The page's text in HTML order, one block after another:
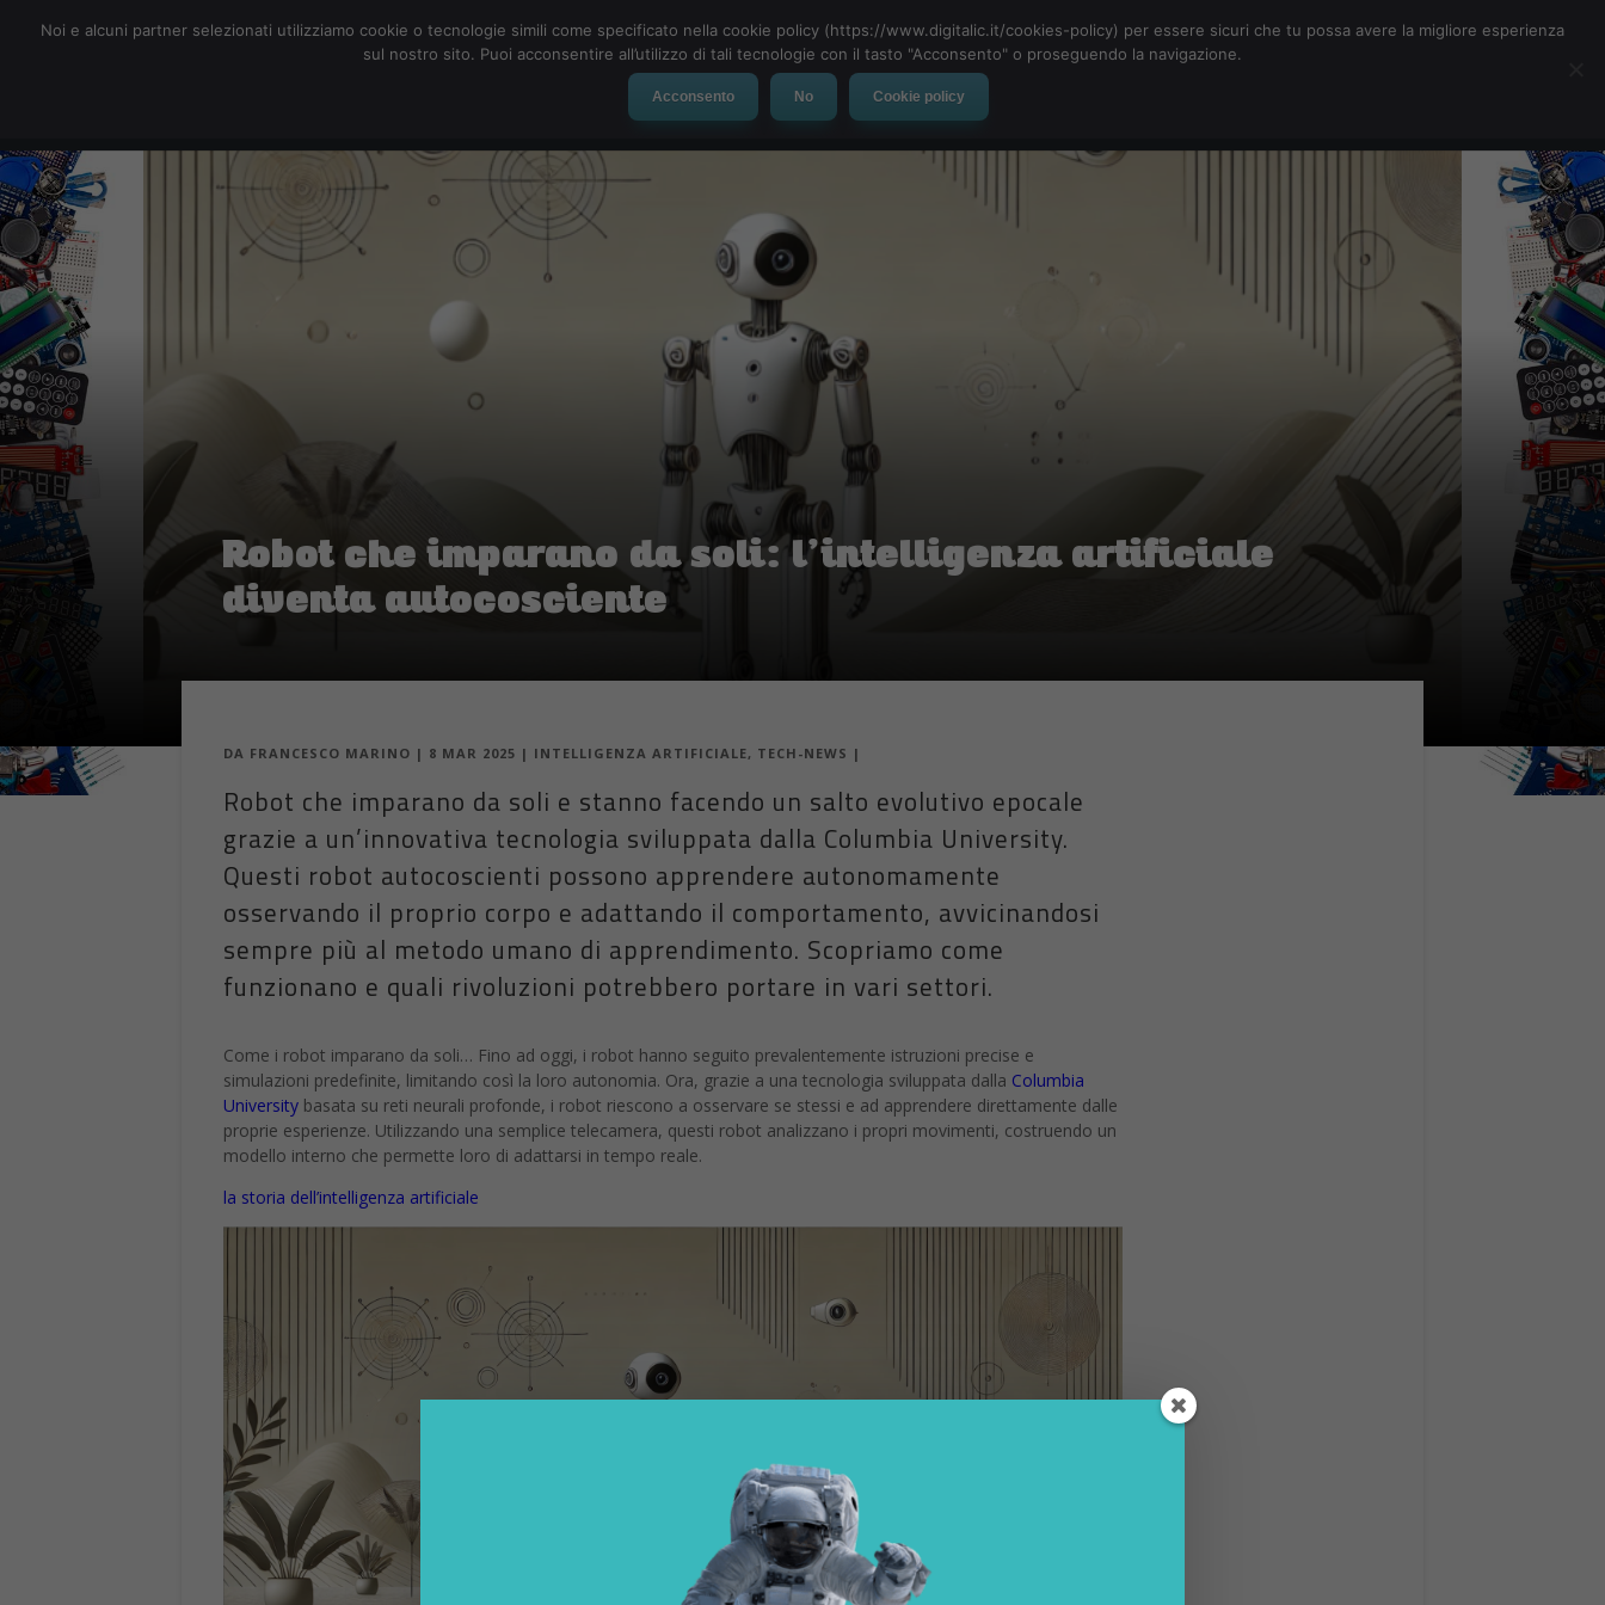
Social Network App Automotive Tech-News
Robot che imparano da soli: l’intelligenza artificiale
diventa autocosciente
DA FRANCESCO MARINO | 8 MAR 2025 | INTELLIGENZA ARTIFICIALE, TECH-NEWS |
Robot che imparano da soli e stanno facendo un salto evolutivo epocale
grazie a un’innovativa tecnologia sviluppata dalla Columbia University.
Questi robot autocoscienti possono apprendere autonomamente
osservando il proprio corpo e adattando il comportamento, avvicinandosi
sempre più al metodo umano di apprendimento. Scopriamo come
funzionano e quali rivoluzioni potrebbero portare in vari settori.
Come i robot imparano da soli… Fino ad oggi, i robot hanno seguito prevalentemente istruzioni precise e
simulazioni predefinite, limitando così la loro autonomia. Ora, grazie a una tecnologia sviluppata dalla Columbia
University basata su reti neurali profonde, i robot riescono a osservare se stessi e ad apprendere direttamente dalle
proprie esperienze. Utilizzando una semplice telecamera, questi robot analizzano i propri movimenti, costruendo un
modello interno che permette loro di adattarsi in tempo reale.
la storia dell’intelligenza artificiale
Noi e alcuni partner selezionati utilizziamo cookie o tecnologie simili come specificato nella cookie policy (https://www.digitalic.it/cookies-policy) per essere sicuri che tu possa avere la migliore esperienza
sul nostro sito. Puoi acconsentire all’utilizzo di tali tecnologie con il tasto "Acconsento" o proseguendo la navigazione.
Acconsento No Cookie policy